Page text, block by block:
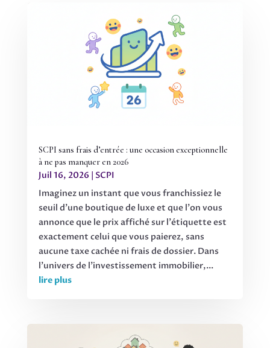
SCPI sans frais d’entrée : une occasion exceptionnelle
à ne pas manquer en 2026
Juil 16, 2026 | SCPI
Imaginez un instant que vous franchissiez le
seuil d'une boutique de luxe et que l'on vous
annonce que le prix affiché sur l'étiquette est
exactement celui que vous paierez, sans
aucune taxe cachée ni frais de dossier. Dans
l'univers de l'investissement immobilier,...
lire plus